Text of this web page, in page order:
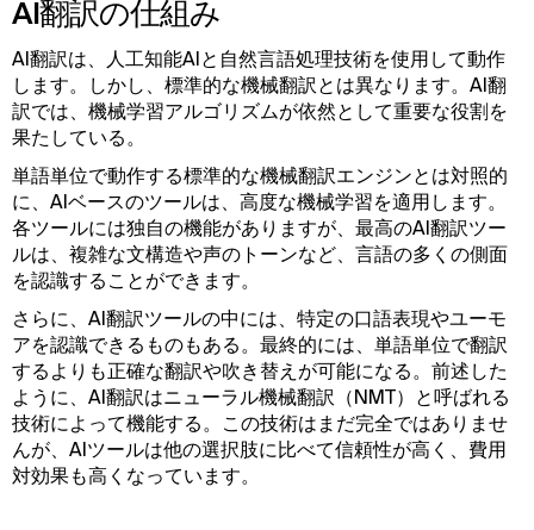
AI翻訳の仕組み
AI翻訳は、人工知能AIと自然言語処理技術を使用して動作
します。しかし、標準的な機械翻訳とは異なります。AI翻
訳では、機械学習アルゴリズムが依然として重要な役割を
果たしている。
単語単位で動作する標準的な機械翻訳エンジンとは対照的
に、AIベースのツールは、高度な機械学習を適用します。
各ツールには独自の機能がありますが、最高のAI翻訳ツー
ルは、複雑な文構造や声のトーンなど、言語の多くの側面
を認識することができます。
さらに、AI翻訳ツールの中には、特定の口語表現やユーモ
アを認識できるものもある。最終的には、単語単位で翻訳
するよりも正確な翻訳や吹き替えが可能になる。前述した
ように、AI翻訳はニューラル機械翻訳（NMT）と呼ばれる
技術によって機能する。この技術はまだ完全ではありませ
んが、AIツールは他の選択肢に比べて信頼性が高く、費用
対効果も高くなっています。